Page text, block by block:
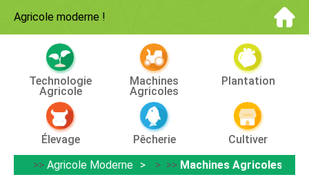
Agricole moderne !
Technologie
Agricole
Machines
Agricoles
Plantation
Élevage Pêcherie
Cultiver
>> Agricole Moderne > >> Machines Agricoles